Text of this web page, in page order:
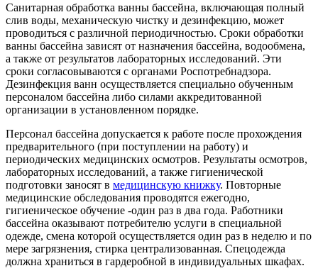
Санитарная обработка ванны бассейна, включающая полный
слив воды, механическую чистку и дезинфекцию, может
проводиться с различной периодичностью. Сроки обработки
ванны бассейна зависят от назначения бассейна, водообмена,
а также от результатов лабораторных исследований. Эти
сроки согласовываются с органами Роспотребнадзора.
Дезинфекция ванн осуществляется специально обученным
персоналом бассейна либо силами аккредитованной
организации в установленном порядке.
Персонал бассейна допускается к работе после прохождения
предварительного (при поступлении на работу) и
периодических медицинских осмотров. Результаты осмотров,
лабораторных исследований, а также гигиенической
подготовки заносят в медицинскую книжку. Повторные
медицинские обследования проводятся ежегодно,
гигиеническое обучение -один раз в два года. Работники
бассейна оказывают потребителю услуги в специальной
одежде, смена которой осуществляется один раз в неделю и по
мере загрязнения, стирка централизованная. Спецодежда
должна храниться в гардеробной в индивидуальных шкафах.